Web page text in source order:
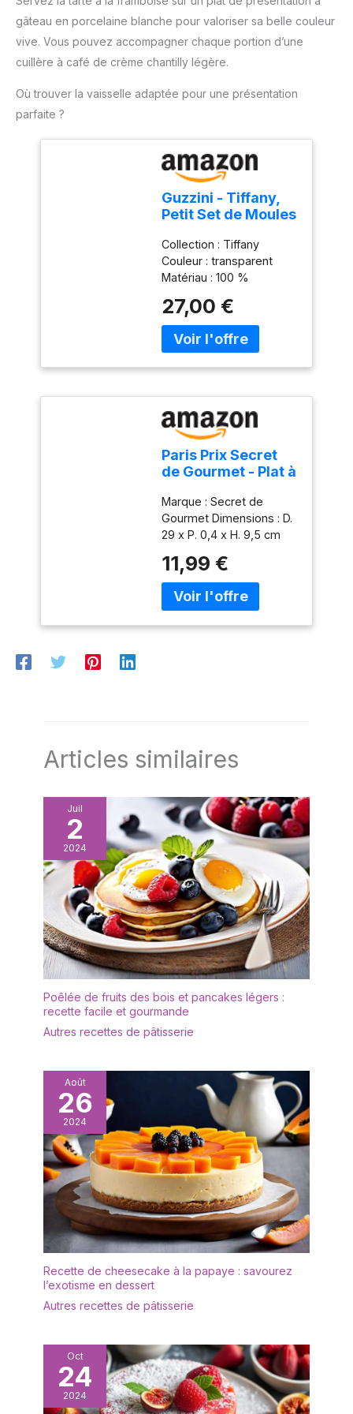
partie inférieure. Protège
les surfaces de la cuisine
contre les brûlures. Ce
produit ne passe pas au
lave-vaisselle.
et son poids est de 198
gâteau en porcelaine blanche pour valoriser sa belle couleur
vive. Vous pouvez accompagner chaque portion d’une
cuillère à café de crème chantilly légère.
Où trouver la vaisselle adaptée pour une présentation
parfaite ?
Guzzini - Tiffany,
Petit Set de Moules
Transparent, Ø 30
x h16 cm -
19950100
Collection : Tiffany
Couleur : transparent
Matériau : 100 %
Guzzini, fabriqué en Italie
depuis 1912 Poids du
colis: 1.02 kilograms
27,00 €
Paris Prix Secret
de Gourmet - Plat à
Renaissance 29cm
Transparent
Marque : Secret de
Gourmet Dimensions : D.
29 x P. 0,4 x H. 9,5 cm
Transparent
11,99 €
Articles similaires
Juil
2
2024
Poêlée de fruits des bois et pancakes légers :
recette facile et gourmande
Autres recettes de pâtisserie
Août
26
2024
Recette de cheesecake à la papaye : savourez
l’exotisme en dessert
Autres recettes de pâtisserie
Oct
24
2024